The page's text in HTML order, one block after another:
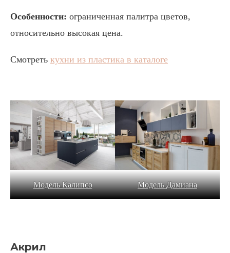
Особенности: ограниченная палитра цветов,
относительно высокая цена.
Смотреть кухни из пластика в каталоге
Модель Калипсо Модель Дамиана
Акрил